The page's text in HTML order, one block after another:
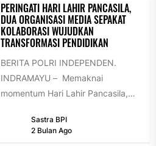
PERINGATI HARI LAHIR PANCASILA,
DUA ORGANISASI MEDIA SEPAKAT
KOLABORASI WUJUDKAN
TRANSFORMASI PENDIDIKAN
BERITA POLRI INDEPENDEN.
INDRAMAYU – Memaknai
momentum Hari Lahir Pancasila,
nasional, Tokoh Indonesia dan
Sastra BPI
2 Bulan Ago